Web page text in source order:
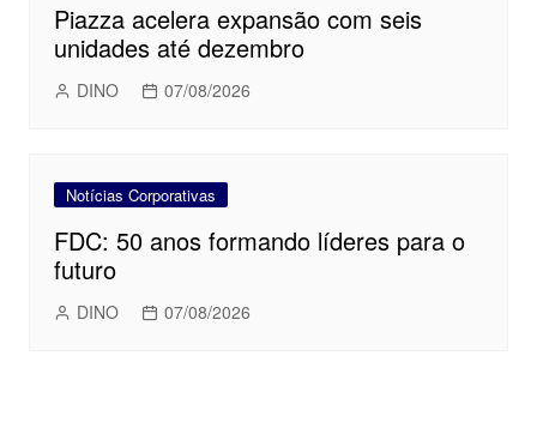
Piazza acelera expansão com seis
unidades até dezembro
DINO 07/08/2026
Notícias Corporativas
FDC: 50 anos formando líderes para o
futuro
DINO 07/08/2026